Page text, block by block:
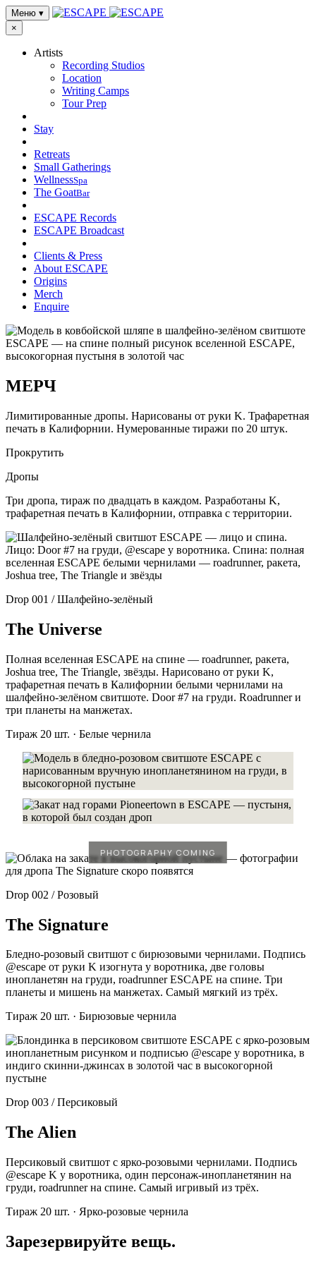
Меню ▾
×
Artists
Recording Studios
Location
Writing Camps
Tour Prep
Stay
Retreats
Small Gatherings
WellnessSpa
The GoatBar
ESCAPE Records
ESCAPE Broadcast
Clients & Press
About ESCAPE
Origins
Merch
Enquire
МЕРЧ
Лимитированные дропы. Нарисованы от руки K. Трафаретная
печать в Калифорнии. Нумерованные тиражи по 20 штук.
Прокрутить
Дропы
Три дропа, тираж по двадцать в каждом. Разработаны K,
трафаретная печать в Калифорнии, отправка с территории.
Drop 001 / Шалфейно-зелёный
The Universe
Полная вселенная ESCAPE на спине — roadrunner, ракета,
Joshua tree, The Triangle, звёзды. Нарисовано от руки K,
трафаретная печать в Калифорнии белыми чернилами на
шалфейно-зелёном свитшоте. Door #7 на груди. Roadrunner и
три планеты на манжетах.
Тираж 20 шт. · Белые чернила
Drop 002 / Розовый
The Signature
Бледно-розовый свитшот с бирюзовыми чернилами. Подпись
@escape от руки K изогнута у воротника, две головы
инопланетян на груди, roadrunner ESCAPE на спине. Три
планеты и мишень на манжетах. Самый мягкий из трёх.
Тираж 20 шт. · Бирюзовые чернила
Drop 003 / Персиковый
The Alien
Персиковый свитшот с ярко-розовыми чернилами. Подпись
@escape K у воротника, один персонаж-инопланетянин на
груди, roadrunner на спине. Самый игривый из трёх.
Тираж 20 шт. · Ярко-розовые чернила
Зарезервируйте вещь.